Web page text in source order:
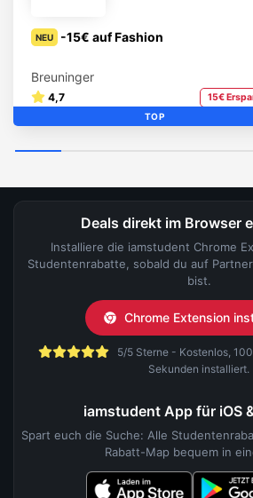
NEU -15€ auf Fashion
Breuninger
4,7 15€
TOP
Deals direkt im Browser
Installiere die iamstudent Chrome
Studentenrabatte, sobald du auf
bist.
Chrome Extension
5/5 Sterne - Kostenlos,
Sekunden installiert.
iamstudent App für iOS
Spart euch die Suche: Alle
Rabatt-Map bequem in